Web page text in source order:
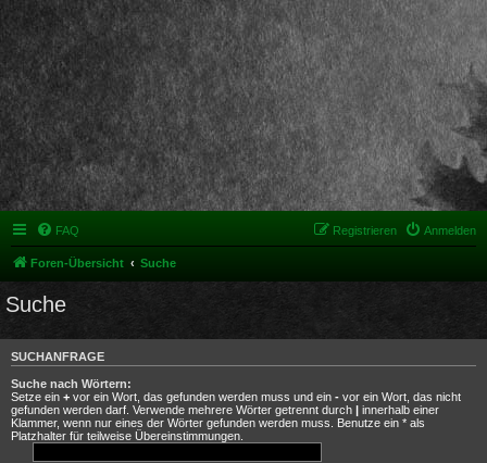
FAQ Anmelden
Registrieren
Foren-Übersicht Suche
Suche
SUCHANFRAGE
Suche nach Wörtern:
Setze ein + vor ein Wort, das gefunden werden muss und ein - vor ein Wort, das nicht
gefunden werden darf. Verwende mehrere Wörter getrennt durch | innerhalb einer
Klammer, wenn nur eines der Wörter gefunden werden muss. Benutze ein * als
Platzhalter für teilweise Übereinstimmungen.